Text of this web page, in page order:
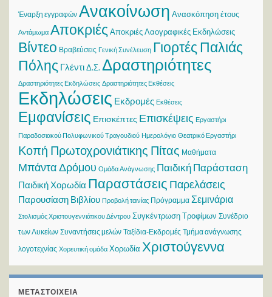
Έναρξη εγγραφών Ανακοίνωση Ανασκόπηση έτους
Αντάμωμα Αποκριές Αποκριές Λαογραφικές Εκδηλώσεις
Βίντεο Βραβεύσεις Γενική Συνέλευση Γιορτές Παλιάς
Πόλης ΓλέντιΔ.Σ. Δραστηριότητες
Δραστηριότητες Εκδηλώσεις Δραστηριότητες Εκθέσεις
Εκδηλώσεις Εκδρομές Εκθέσεις
Εμφανίσεις Επισκέπτες Επισκέψεις Εργαστήρι
Παραδοσιακού Πολυφωνικού Τραγουδιού Ημερολόγιο Θεατρικό Εργαστήρι
Κοπή Πρωτοχρονιάτικης Πίτας Μαθήματα
Μπάντα Δρόμου Ομάδα Ανάγνωσης Παιδική Παράσταση
Παιδική Χορωδία Παραστάσεις Παρελάσεις
Παρουσίαση Βιβλίου Προβολή ταινίας Πρόγραμμα Σεμινάρια
Στολισμός Χριστουγεννιάτικου Δέντρου Συγκέντρωση Τροφίμων Συνέδριο
των Λυκείων Συναντήσεις μελών Ταξίδια-Εκδρομές Τμήμα ανάγνωσης
λογοτεχνίας Χορευτική ομάδα Χορωδία Χριστούγεννα
ΜΕΤΑΣΤΟΙΧΕΊΑ